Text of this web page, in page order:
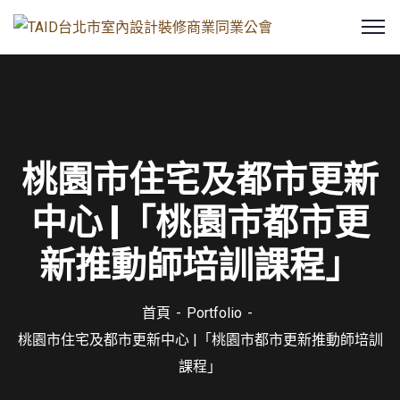
桃園市住宅及都市更新
中心 |「桃園市都市更
新推動師培訓課程」
首頁
Portfolio
桃園市住宅及都市更新中心 |「桃園市都市更新推動師培訓
課程」